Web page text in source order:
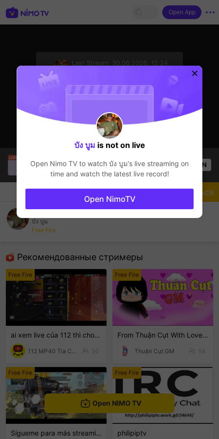
Open App
Last Stream:
30.06.2026, 15:24
philipiptv is live!
Free Fire
51 Views OPEN
Чат Стример
บัง บูม
Free Fire
Рекомендованные стримеры
Free Fire
ai xem live của 112 thì cho 112 1 follow với nha
50
Free Fire
From Thuận Cụt With Love...
Thuận Cụt GM 54
Free Fire
Sígueme para más streaming 🤣😎
Free Fire
philipiptv
Подписаться
Open NIMO TV
บัง บูม is not on live
Open Nimo TV to watch บัง บูม's live streaming on
time and watch the latest live record!
Open NimoTV
sentinelEnd